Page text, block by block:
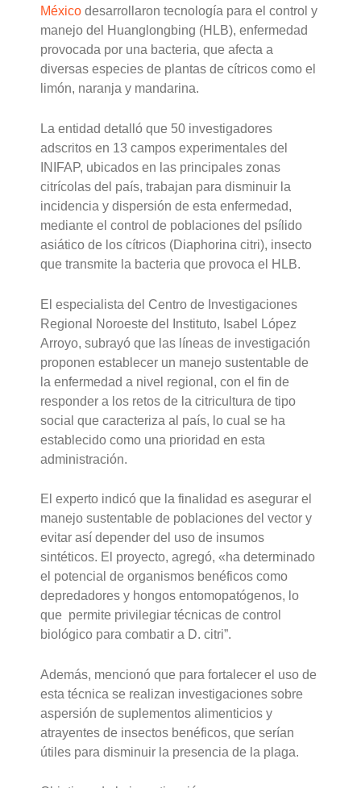
México desarrollaron tecnología para el control y
manejo del Huanglongbing (HLB), enfermedad
provocada por una bacteria, que afecta a
diversas especies de plantas de cítricos como el
limón, naranja y mandarina.
La entidad detalló que 50 investigadores
adscritos en 13 campos experimentales del
INIFAP, ubicados en las principales zonas
citrícolas del país, trabajan para disminuir la
incidencia y dispersión de esta enfermedad,
mediante el control de poblaciones del psílido
asiático de los cítricos (Diaphorina citri), insecto
que transmite la bacteria que provoca el HLB.
El especialista del Centro de Investigaciones
Regional Noroeste del Instituto, Isabel López
Arroyo, subrayó que las líneas de investigación
proponen establecer un manejo sustentable de
la enfermedad a nivel regional, con el fin de
responder a los retos de la citricultura de tipo
social que caracteriza al país, lo cual se ha
establecido como una prioridad en esta
administración.
El experto indicó que la finalidad es asegurar el
manejo sustentable de poblaciones del vector y
evitar así depender del uso de insumos
sintéticos. El proyecto, agregó, «ha determinado
el potencial de organismos benéficos como
depredadores y hongos entomopatógenos, lo
que permite privilegiar técnicas de control
biológico para combatir a D. citri”.
Además, mencionó que para fortalecer el uso de
esta técnica se realizan investigaciones sobre
aspersión de suplementos alimenticios y
atrayentes de insectos benéficos, que serían
útiles para disminuir la presencia de la plaga.